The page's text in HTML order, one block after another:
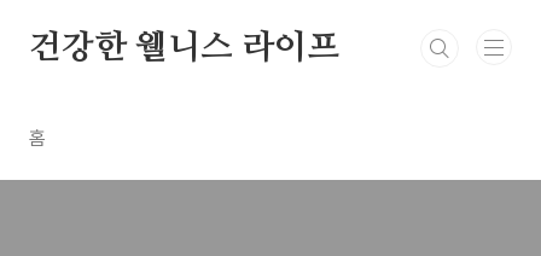
건강한 웰니스 라이프
홈